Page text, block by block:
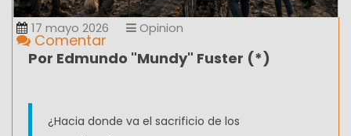
17 mayo 2026 Opinion
Comentar
Por Edmundo "Mundy" Fuster (*)
¿Hacia donde va el sacrificio de los